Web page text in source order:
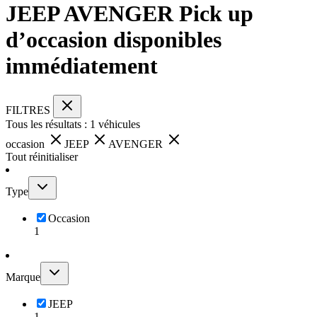
JEEP AVENGER Pick up
d’occasion disponibles
immédiatement
FILTRES
Tous les résultats : 1 véhicules
occasion
JEEP
AVENGER
Tout réinitialiser
Type
Occasion
1
Marque
JEEP